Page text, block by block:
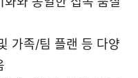
가족/팀 플랜 등 다양